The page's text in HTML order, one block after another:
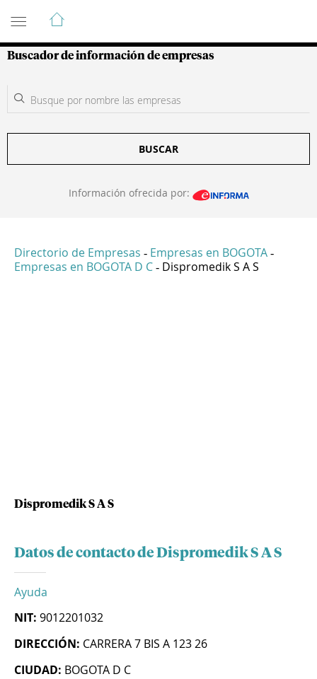
Guía de Empresas Colombianas
Buscador de información de empresas
BUSCAR
Información ofrecida por:
Directorio de Empresas - Empresas en BOGOTA -
Empresas en BOGOTA D C - Dispromedik S A S
Dispromedik S A S
Datos de contacto de Dispromedik S A S
Ayuda
NIT: 9012201032
DIRECCIÓN: CARRERA 7 BIS A 123 26
CIUDAD: BOGOTA D C